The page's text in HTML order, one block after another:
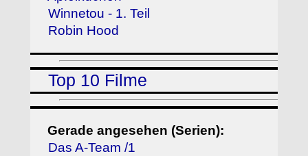
Winnetou - 1. Teil
Robin Hood
Top 10 Filme
Gerade angesehen (Serien):
Das A-Team /1